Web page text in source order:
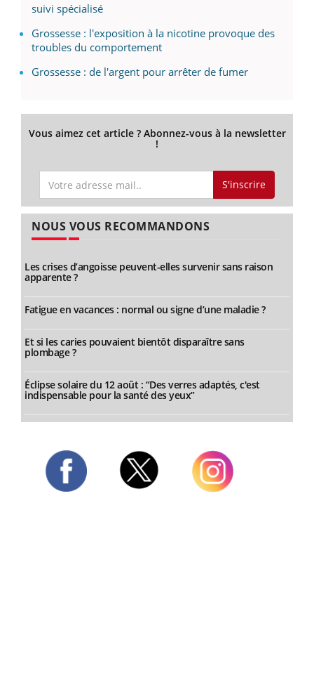
suivi spécialisé
Grossesse : l'exposition à la nicotine provoque des
troubles du comportement
Grossesse : de l'argent pour arrêter de fumer
Vous aimez cet article ? Abonnez-vous à la newsletter
!
S'inscrire
NOUS VOUS RECOMMANDONS
Les crises d’angoisse peuvent-elles survenir sans raison
apparente ?
Fatigue en vacances : normal ou signe d’une maladie ?
Et si les caries pouvaient bientôt disparaître sans
plombage ?
Éclipse solaire du 12 août : “Des verres adaptés, c'est
indispensable pour la santé des yeux”